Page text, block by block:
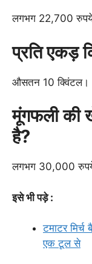
लगभग 22,700
प्रति एकड़
औसतन 10 क्विंटल।
मूंगफली की
है?
लगभग 30,000
इसे भी पड़े :
टमाटर
एक टूल से